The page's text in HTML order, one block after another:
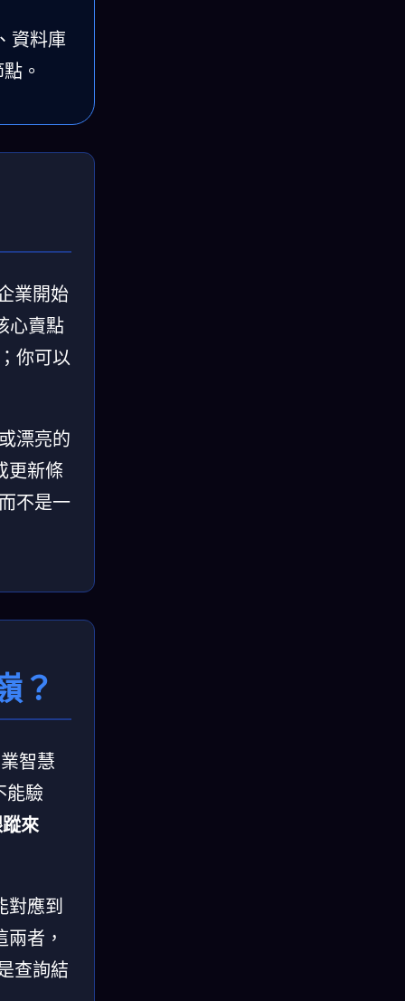
資料庫
。
業開始
心賣點
你可以
漂亮的
更新條
不是一
？
智慧
能驗
來
對應到
者，
查詢結